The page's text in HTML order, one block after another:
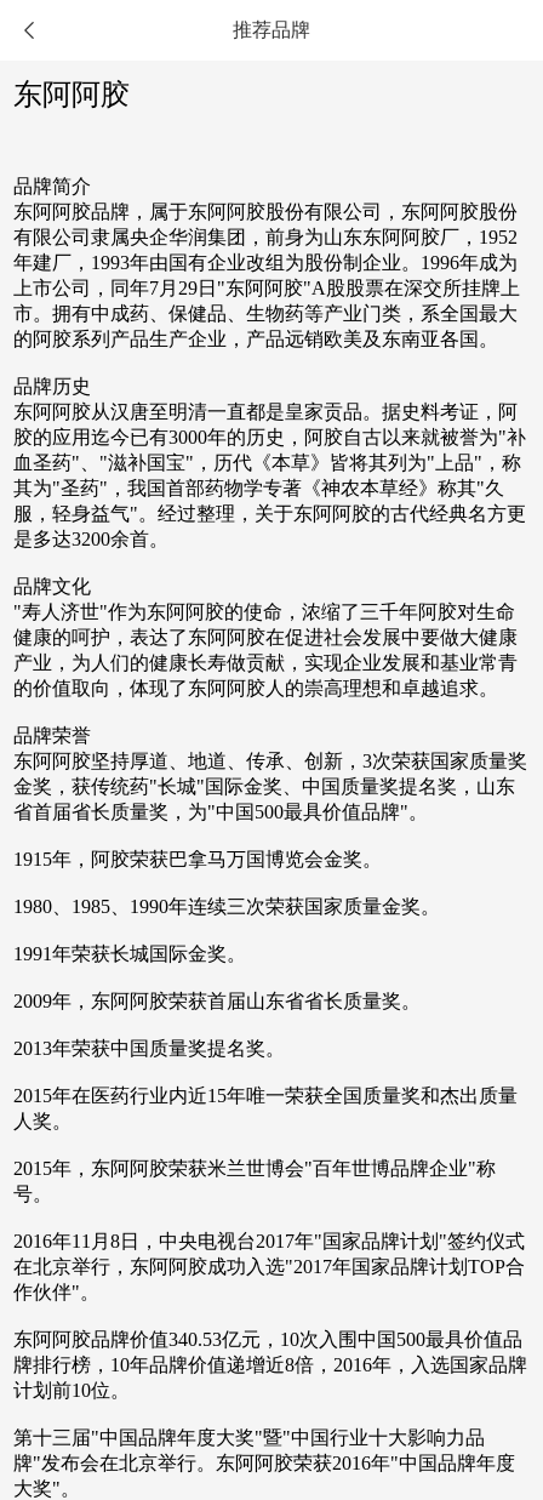
 推荐品牌
东阿阿胶
品牌简介
东阿阿胶品牌，属于东阿阿胶股份有限公司，东阿阿胶股份
有限公司隶属央企华润集团，前身为山东东阿阿胶厂，1952
年建厂，1993年由国有企业改组为股份制企业。1996年成为
上市公司，同年7月29日"东阿阿胶"A股股票在深交所挂牌上
市。拥有中成药、保健品、生物药等产业门类，系全国最大
的阿胶系列产品生产企业，产品远销欧美及东南亚各国。
品牌历史
东阿阿胶从汉唐至明清一直都是皇家贡品。据史料考证，阿
胶的应用迄今已有3000年的历史，阿胶自古以来就被誉为"补
血圣药"、"滋补国宝"，历代《本草》皆将其列为"上品"，称
其为"圣药"，我国首部药物学专著《神农本草经》称其"久
服，轻身益气"。经过整理，关于东阿阿胶的古代经典名方更
是多达3200余首。
品牌文化
"寿人济世"作为东阿阿胶的使命，浓缩了三千年阿胶对生命
健康的呵护，表达了东阿阿胶在促进社会发展中要做大健康
产业，为人们的健康长寿做贡献，实现企业发展和基业常青
的价值取向，体现了东阿阿胶人的崇高理想和卓越追求。
品牌荣誉
东阿阿胶坚持厚道、地道、传承、创新，3次荣获国家质量奖
金奖，获传统药"长城"国际金奖、中国质量奖提名奖，山东
省首届省长质量奖，为"中国500最具价值品牌"。
1915年，阿胶荣获巴拿马万国博览会金奖。
1980、1985、1990年连续三次荣获国家质量金奖。
1991年荣获长城国际金奖。
2009年，东阿阿胶荣获首届山东省省长质量奖。
2013年荣获中国质量奖提名奖。
2015年在医药行业内近15年唯一荣获全国质量奖和杰出质量
人奖。
2015年，东阿阿胶荣获米兰世博会"百年世博品牌企业"称
号。
2016年11月8日，中央电视台2017年"国家品牌计划"签约仪式
在北京举行，东阿阿胶成功入选"2017年国家品牌计划TOP合
作伙伴"。
东阿阿胶品牌价值340.53亿元，10次入围中国500最具价值品
牌排行榜，10年品牌价值递增近8倍，2016年，入选国家品牌
计划前10位。
第十三届"中国品牌年度大奖"暨"中国行业十大影响力品
牌"发布会在北京举行。东阿阿胶荣获2016年"中国品牌年度
大奖"。